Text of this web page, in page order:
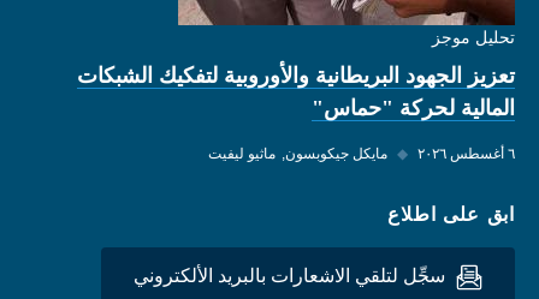
تحليل موجز
تعزيز الجهود البريطانية والأوروبية لتفكيك الشبكات
المالية لحركة "حماس"
◆ مايكل جيكوبسون ماثيو ليفيت
ابق على اطلاع
سجِّل لتلقي الاشعارات بالبريد الألكتروني